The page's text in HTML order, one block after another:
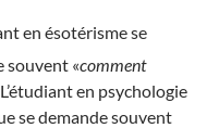
en ésotérisme se
souvent «comment
L’étudiant en psychologie
se demande souvent